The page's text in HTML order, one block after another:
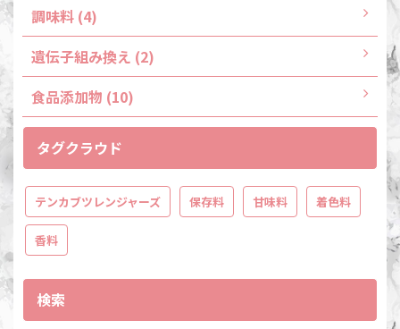
調味料 (4)
遺伝子組み換え (2)
食品添加物 (10)
タグクラウド
テンカブツレンジャーズ 保存料 甘味料 着色料
香料
検索